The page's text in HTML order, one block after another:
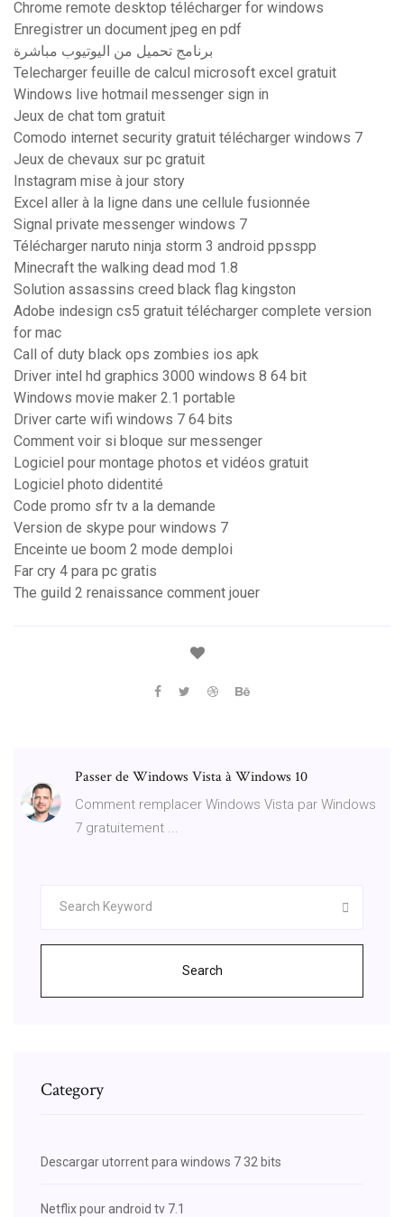
Chrome remote desktop télécharger for windows
Enregistrer un document jpeg en pdf
برنامج تحميل من اليوتيوب مباشرة
Telecharger feuille de calcul microsoft excel gratuit
Windows live hotmail messenger sign in
Jeux de chat tom gratuit
Comodo internet security gratuit télécharger windows 7
Jeux de chevaux sur pc gratuit
Instagram mise à jour story
Excel aller à la ligne dans une cellule fusionnée
Signal private messenger windows 7
Télécharger naruto ninja storm 3 android ppsspp
Minecraft the walking dead mod 1.8
Solution assassins creed black flag kingston
Adobe indesign cs5 gratuit télécharger complete version
for mac
Call of duty black ops zombies ios apk
Driver intel hd graphics 3000 windows 8 64 bit
Windows movie maker 2.1 portable
Driver carte wifi windows 7 64 bits
Comment voir si bloque sur messenger
Logiciel pour montage photos et vidéos gratuit
Logiciel photo didentité
Code promo sfr tv a la demande
Version de skype pour windows 7
Enceinte ue boom 2 mode demploi
Far cry 4 para pc gratis
The guild 2 renaissance comment jouer
Passer de Windows Vista à Windows 10
Comment remplacer Windows Vista par Windows
7 gratuitement ...
Search
Category
Descargar utorrent para windows 7 32 bits
Netflix pour android tv 7.1